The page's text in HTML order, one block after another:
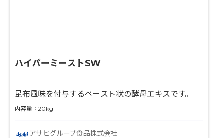
ハイパーミーストSW
昆布風味を付与するペースト状の酵母エキスです。
内容量：20kg
アサヒグループ食品株式会社